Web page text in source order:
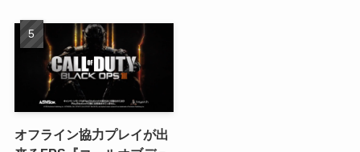
オフライン協力プレイが出